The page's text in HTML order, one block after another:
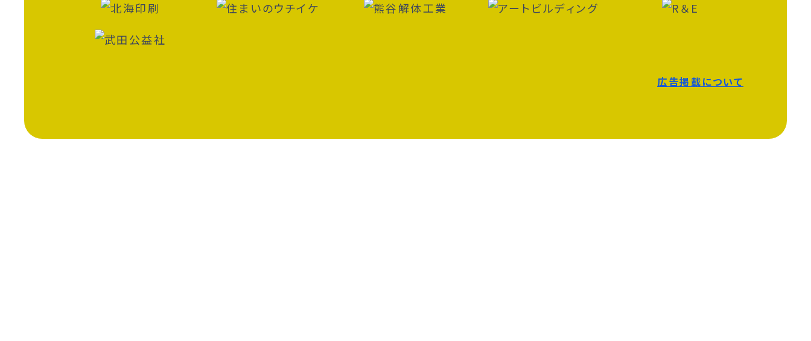
広告掲載について